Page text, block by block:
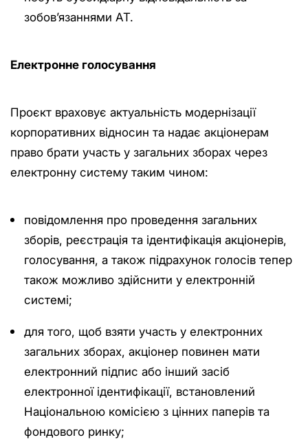
зобов’язаннями АТ.
Електронне голосування
Проєкт враховує актуальність модернізації
корпоративних відносин та надає акціонерам
право брати участь у загальних зборах через
електронну систему таким чином:
повідомлення про проведення загальних
зборів, реєстрація та ідентифікація акціонерів,
голосування, а також підрахунок голосів тепер
також можливо здійснити у електронній
системі;
для того, щоб взяти участь у електронних
загальних зборах, акціонер повинен мати
електронний підпис або інший засіб
електронної ідентифікації, встановлений
Національною комісією з цінних паперів та
фондового ринку;